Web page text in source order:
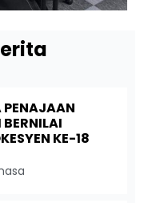
PENAJAAN
KE-18